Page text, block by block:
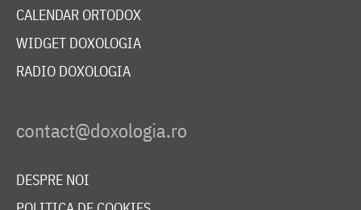
CALENDAR ORTODOX
WIDGET DOXOLOGIA
RADIO DOXOLOGIA
DESPRE NOI